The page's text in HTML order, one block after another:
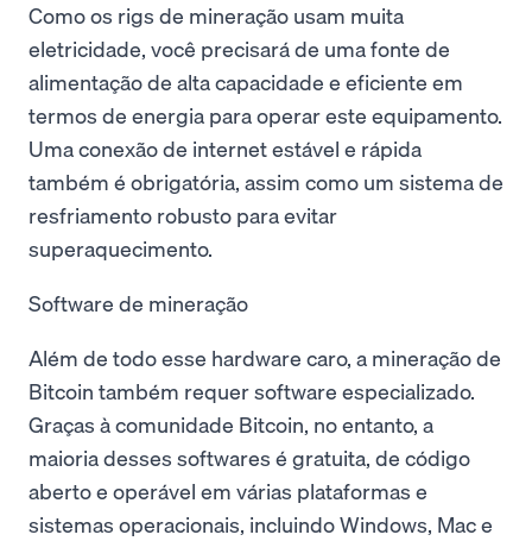
Como os rigs de mineração usam muita
eletricidade, você precisará de uma fonte de
alimentação de alta capacidade e eficiente em
termos de energia para operar este equipamento.
Uma conexão de internet estável e rápida
também é obrigatória, assim como um sistema de
resfriamento robusto para evitar
superaquecimento.
Software de mineração
Além de todo esse hardware caro, a mineração de
Bitcoin também requer software especializado.
Graças à comunidade Bitcoin, no entanto, a
maioria desses softwares é gratuita, de código
aberto e operável em várias plataformas e
sistemas operacionais, incluindo Windows, Mac e